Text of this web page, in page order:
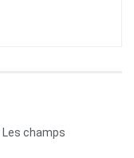
Les champs